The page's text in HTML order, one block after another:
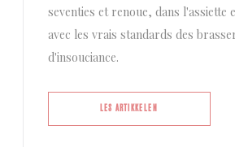
seventies et renoue, dans l'assiette
avec les vrais standards des
d'insouciance.
LES ARTIKKELEN